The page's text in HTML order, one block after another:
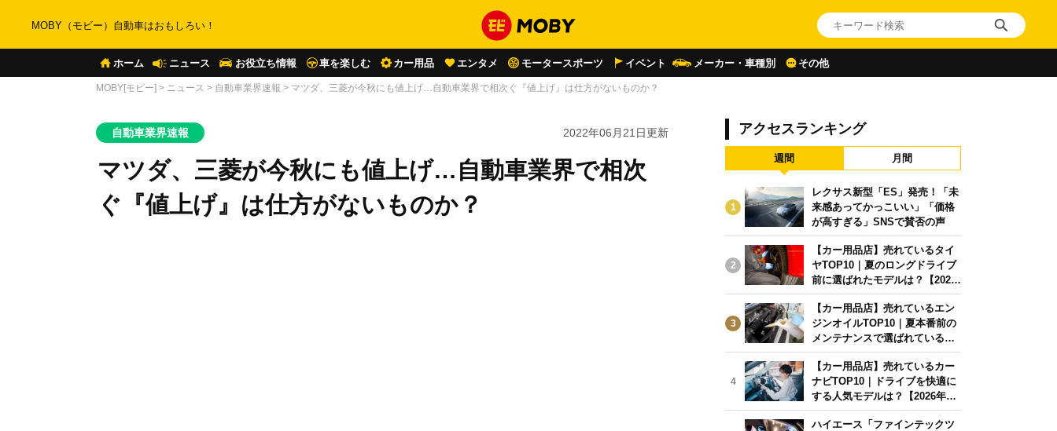
MOBY（モビー）自動車はおもしろい！
ホーム ニュース お役立ち情報 車を楽しむ カー用品 エンタメ モータースポーツ イベント メーカー・車種別 その他
MOBY[モビー] > ニュース > 自動車業界速報 > マツダ、三菱が今秋にも値上げ…自動車業界で相次ぐ『値上げ』は仕方がないものか？
自動車業界速報 2022年06月21日更新
マツダ、三菱が今秋にも値上げ…自動車業界で相次
ぐ『値上げ』は仕方がないものか？
アクセスランキング
週間 月間
1
レクサス新型「ES」発売！「未
来感あってかっこいい」「価格
が高すぎる」SNSで賛否の声
2
【カー用品店】売れているタイ
ヤTOP10｜夏のロングドライブ
前に選ばれたモデルは？【2026
年6月版】
3
【カー用品店】売れているエン
ジンオイルTOP10｜夏本番前の
メンテナンスで選ばれている人
気モデルは？【2026年6月版】
4
【カー用品店】売れているカー
ナビTOP10｜ドライブを快適に
する人気モデルは？【2026年6
月版】
ハイエース「ファインテックツ